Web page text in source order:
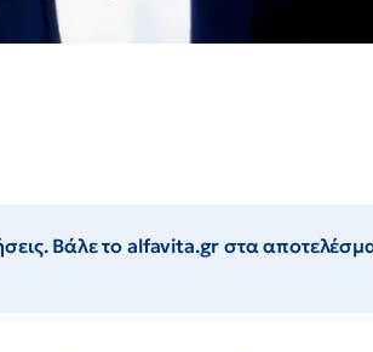
Βάλε το alfavita.gr στα